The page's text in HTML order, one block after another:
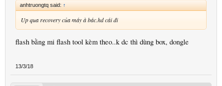
anhtruongtq said: ↑
Up qua recovery của máy à bác.hd cái đi
flash bằng mi flash tool kèm theo..k dc thì dùng box, dongle
13/3/18